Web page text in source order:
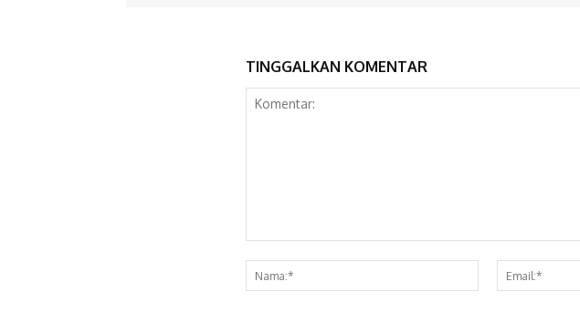
TINGGALKAN KOMENTAR
Nama:*